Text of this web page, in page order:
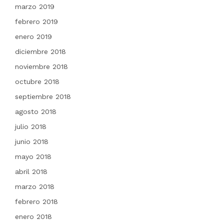
marzo 2019
febrero 2019
enero 2019
diciembre 2018
noviembre 2018
octubre 2018
septiembre 2018
agosto 2018
julio 2018
junio 2018
mayo 2018
abril 2018
marzo 2018
febrero 2018
enero 2018